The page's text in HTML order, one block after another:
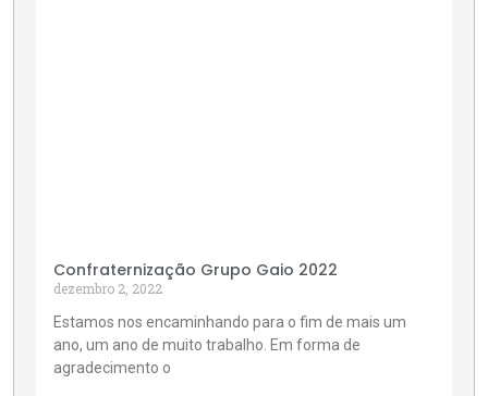
Confraternização Grupo Gaio 2022
dezembro 2, 2022
Estamos nos encaminhando para o fim de mais um
ano, um ano de muito trabalho. Em forma de
agradecimento o